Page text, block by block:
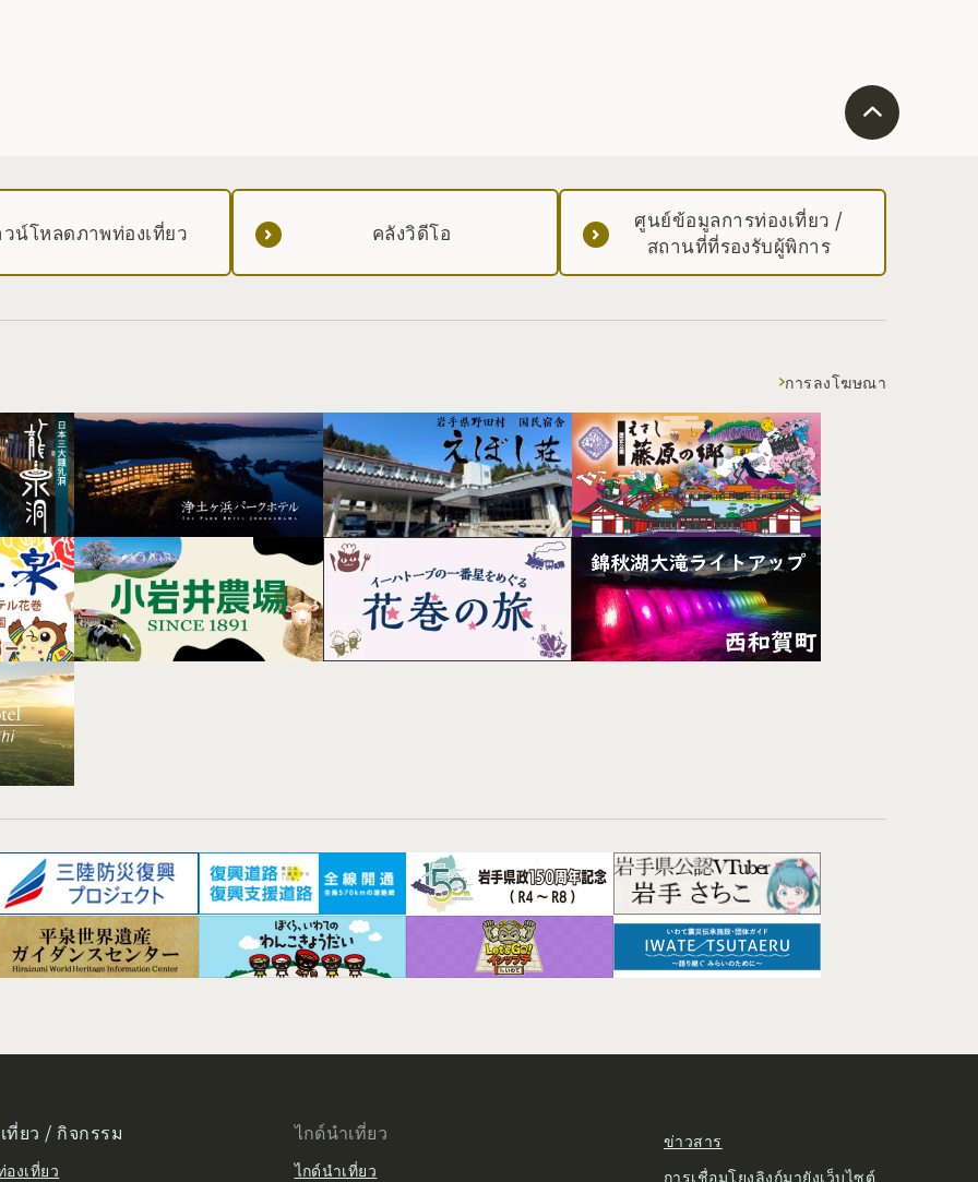
น์โหลดภาพท่องเที่ยว คลังวิดีโอ
ศูนย์ข้อมูลการท่องเที่ยว /
สถานที่ที่รองรับผู้พิการ
การลงโฆษณา
ที่ยว / กิจกรรม
งเที่ยว
ไกด์นำเที่ยว
ไกด์นำเที่ยว
ข่าวสาร
การเชื่อมโยงลิงก์มายังเว็บไซต์